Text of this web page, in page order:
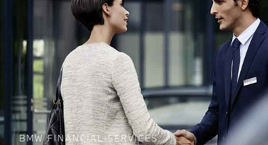
BMW FINANCIAL SERVICES.